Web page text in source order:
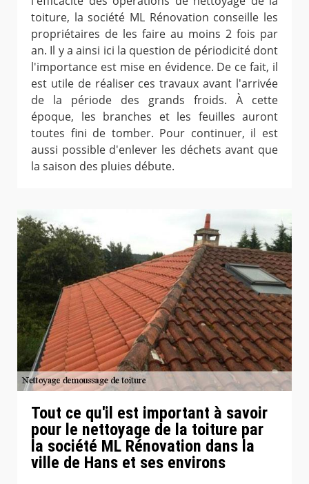
toiture, la société ML Rénovation conseille les
propriétaires de les faire au moins 2 fois par
an. Il y a ainsi ici la question de périodicité dont
l'importance est mise en évidence. De ce fait, il
est utile de réaliser ces travaux avant l'arrivée
de la période des grands froids. À cette
époque, les branches et les feuilles auront
toutes fini de tomber. Pour continuer, il est
aussi possible d'enlever les déchets avant que
la saison des pluies débute.
Tout ce qu'il est important à savoir
pour le nettoyage de la toiture par
la société ML Rénovation dans la
ville de Hans et ses environs